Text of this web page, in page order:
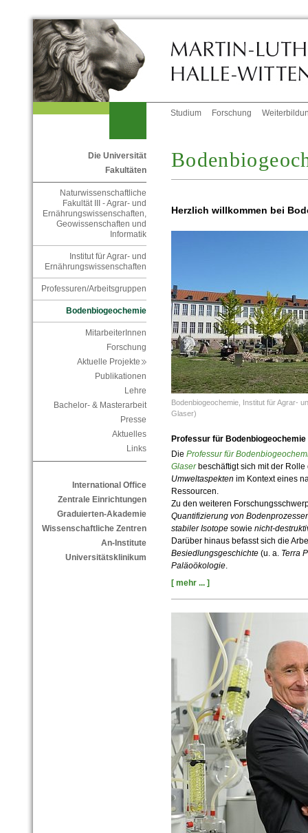
Studium Forschung
Die Universität
Fakultäten
Naturwissenschaftliche
Fakultät III - Agrar- und
Ernährungswissenschaften,
Geowissenschaften und
Informatik
Institut für Agrar- und
Ernährungswissenschaften
Professuren/Arbeitsgruppen
Bodenbiogeochemie
MitarbeiterInnen
Forschung
Aktuelle Projekte
Publikationen
Lehre
Bachelor- & Masterarbeit
Presse
Aktuelles
Links
International Office
Zentrale Einrichtungen
Graduierten-Akademie
Wissenschaftliche Zentren
An-Institute
Universitätsklinikum
Herzlich willkommen bei
Bodenbiogeochemie, Institut für Agrar-
Glaser)
Professur für Bodenbiogeochemie
Die Professur für
Glaserbeschäftigt sich mit der
Umweltaspekten im Kontext eines
Ressourcen.
Zu den weiteren
Quantifizierung von
stabiler Isotopesowie nicht-
Darüber hinaus befasst sich die
Besiedlungsgeschichte(u. a. Terra
Paläoökologie.
[ mehr ... ]